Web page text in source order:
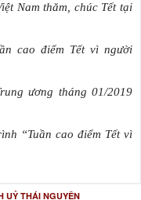
Nam thăm, chúc Tết tại
cao điểm Tết vì người
ương tháng 01/2019
“Tuần cao điểm Tết vì
UỶ THÁI NGUYÊN